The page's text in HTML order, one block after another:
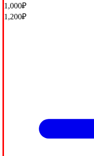
1,000₽
1,200₽